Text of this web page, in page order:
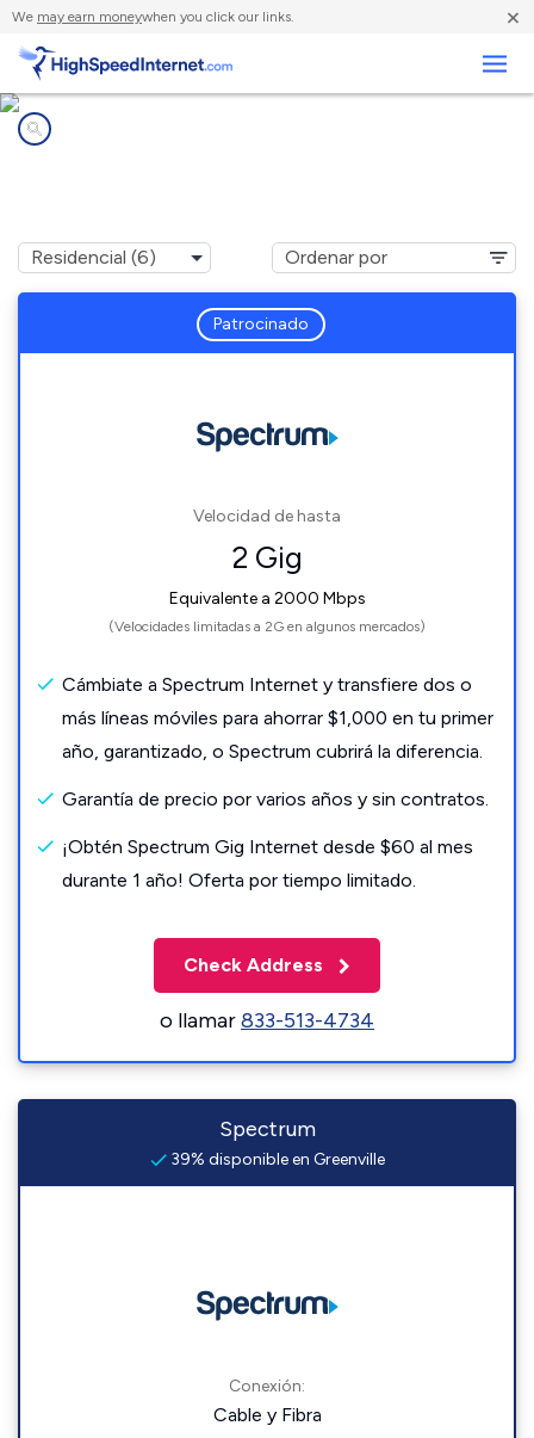
We may earn moneywhen you click our links. ×
Patrocinado
Velocidad de hasta
2 Gig
Equivalente a 2000 Mbps
(Velocidades limitadas a 2G en algunos mercados)
Cámbiate a Spectrum Internet y transfiere dos o
más líneas móviles para ahorrar $1,000 en tu primer
año, garantizado, o Spectrum cubrirá la diferencia.
Garantía de precio por varios años y sin contratos.
¡Obtén Spectrum Gig Internet desde $60 al mes
durante 1 año! Oferta por tiempo limitado.
Check Address
o llamar833-513-4734
Spectrum
39% disponible en Greenville
Conexión:
Cable y Fibra